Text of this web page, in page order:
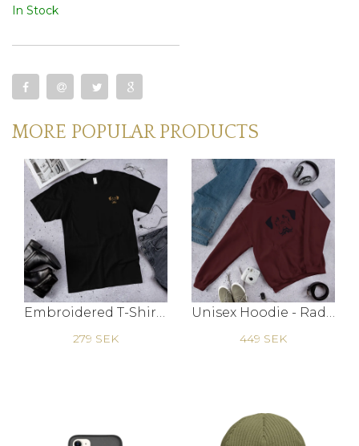
In Stock
MORE POPULAR PRODUCTS
Embroidered T-Shirt - Raddna G
279 SEK
Unisex Hoodie - Raddna
449 SEK